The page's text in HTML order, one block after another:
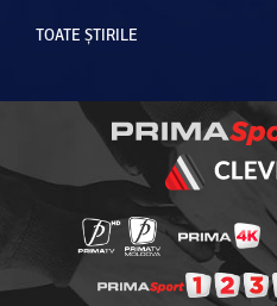
TOATE ȘTIRILE